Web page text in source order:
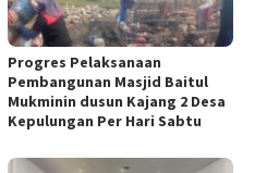
Progres Pelaksanaan
Pembangunan Masjid Baitul
Mukminin dusun Kajang 2 Desa
Kepulungan Per Hari Sabtu